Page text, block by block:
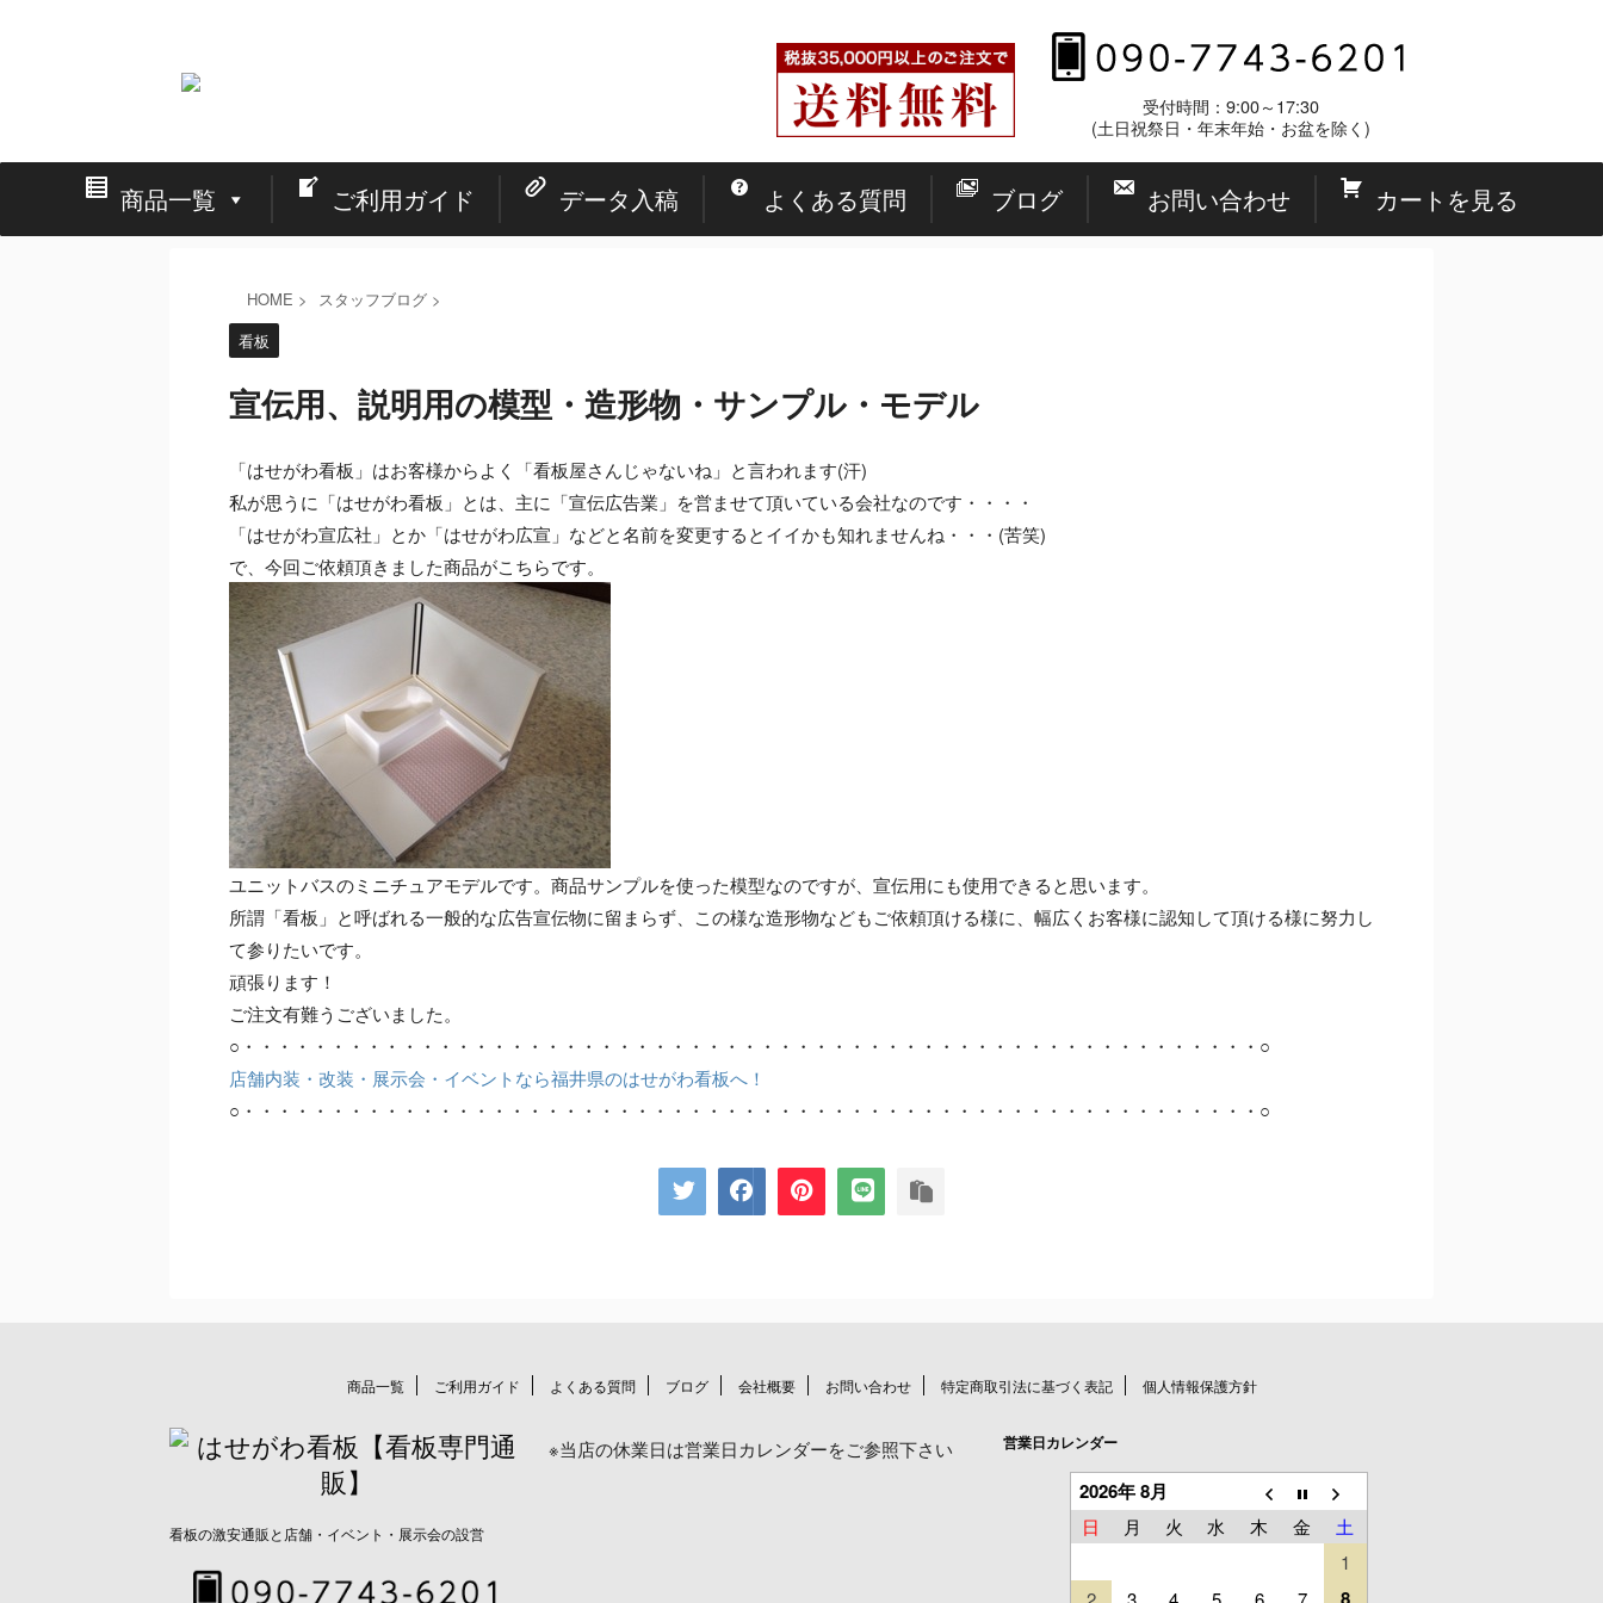
受付時間：9:00～17:30
(土日祝祭日・年末年始・お盆を除く)
商品一覧 ご利用ガイド データ入稿 よくある質問 ブログ お問い合わせ カートを見る
HOME > スタッフブログ >
看板
宣伝用、説明用の模型・造形物・サンプル・モデル
「はせがわ看板」はお客様からよく「看板屋さんじゃないね」と言われます(汗)
私が思うに「はせがわ看板」とは、主に「宣伝広告業」を営ませて頂いている会社なのです・・・・
「はせがわ宣広社」とか「はせがわ広宣」などと名前を変更するとイイかも知れませんね・・・(苦笑)
で、今回ご依頼頂きました商品がこちらです。
ユニットバスのミニチュアモデルです。商品サンプルを使った模型なのですが、宣伝用にも使用できると思います。
所謂「看板」と呼ばれる一般的な広告宣伝物に留まらず、この様な造形物などもご依頼頂ける様に、幅広くお客様に認知して頂ける様に努力し
て参りたいです。
頑張ります！
ご注文有難うございました。
○・・・・・・・・・・・・・・・・・・・・・・・・・・・・・・・・・・・・・・・・・・・・・・・・・・・・・・・・・○
店舗内装・改装・展示会・イベントなら福井県のはせがわ看板へ！
○・・・・・・・・・・・・・・・・・・・・・・・・・・・・・・・・・・・・・・・・・・・・・・・・・・・・・・・・・○
商品一覧 ご利用ガイド よくある質問 ブログ 会社概要 お問い合わせ 特定商取引法に基づく表記 個人情報保護方針
※当店の休業日は営業日カレンダーをご参照下さい 営業日カレンダー
2026年 8月
日 月 火 水 木 金
土
1
看板の激安通販と店舗・イベント・展示会の設営